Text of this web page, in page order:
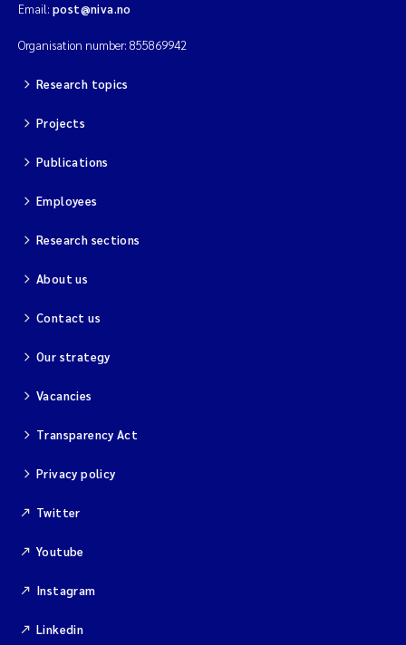
Email: post@niva.no
Organisation number: 855869942
Research topics
Projects
Publications
Employees
Research sections
About us
Contact us
Our strategy
Vacancies
Transparency Act
Privacy policy
Twitter
Youtube
Instagram
Linkedin